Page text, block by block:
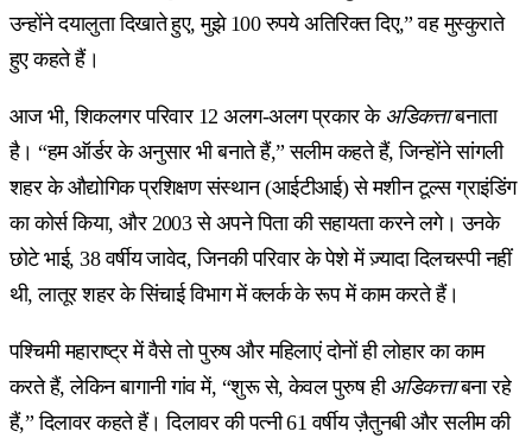
उन्होंने दयालुता दिखाते हुए, मुझे 100 रुपये अतिरिक्त दिए,” वह मुस्कुराते
हुए कहते हैं।
आज भी, शिकलगर परिवार 12 अलग-अलग प्रकार के अडिकत्ताबनाता
है। “हम ऑर्डर के अनुसार भी बनाते हैं,” सलीम कहते हैं, जिन्होंने सांगली
शहर के औद्योगिक प्रशिक्षण संस्थान (आईटीआई) से मशीन टूल्स ग्राइंडिंग
का कोर्स किया, और 2003 से अपने पिता की सहायता करने लगे। उनके
छोटे भाई, 38 वर्षीय जावेद, जिनकी परिवार के पेशे में ज़्यादा दिलचस्पी नहीं
थी, लातूर शहर के सिंचाई विभाग में क्लर्क के रूप में काम करते हैं।
पश्चिमी महाराष्ट्र में वैसे तो पुरुष और महिलाएं दोनों ही लोहार का काम
करते हैं, लेकिन बागानी गांव में, “शुरू से, केवल पुरुष ही अडिकत्ताबना रहे
हैं,” दिलावर कहते हैं। दिलावर की पत्नी 61 वर्षीय ज़ैतुनबी और सलीम की